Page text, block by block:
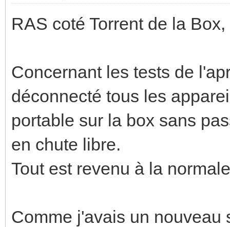
RAS coté Torrent de la
Concernant les tests de
déconnecté tous les
portable sur la box sans
en chute libre.
Tout est revenu à la
Comme j'avais un nouveau